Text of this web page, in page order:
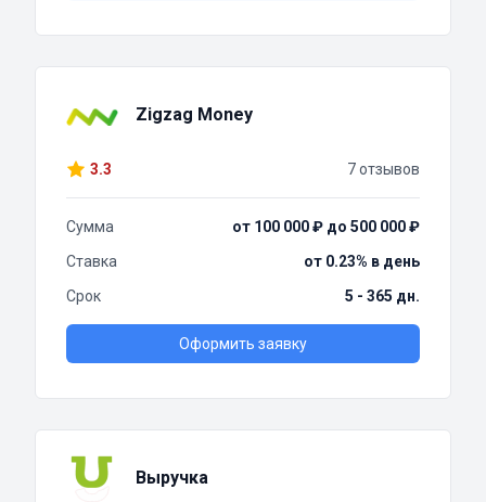
Zigzag Money
3.3 7 отзывов
Сумма
от 100 000 ₽ до 500 000 ₽
Ставка
от 0.23% в день
Срок
5 - 365 дн.
Оформить заявку
Выручка